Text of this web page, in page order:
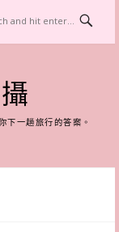
下一趟旅行的答案。